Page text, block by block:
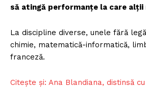
să atingă performanțe la care alții
La discipline diverse, unele fără
chimie, matematică-informatică,
franceză.
Citește și: Ana Blandiana, distinsă